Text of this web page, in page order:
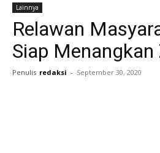
Lainnya
Relawan
Siap Menangkan
Penulis redaksi - September 30, 2020